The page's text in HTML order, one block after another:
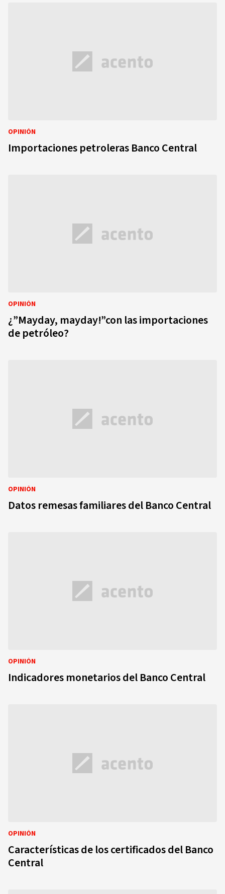
OPINIÓN
Importaciones petroleras Banco Central
OPINIÓN
¿”Mayday, mayday!”con las importaciones
de petróleo?
OPINIÓN
Datos remesas familiares del Banco Central
OPINIÓN
Indicadores monetarios del Banco Central
OPINIÓN
Características de los certificados del Banco
Central